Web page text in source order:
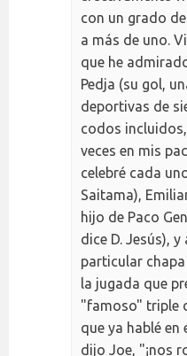
con un grado
a más de uno.
que he
Pedja (su gol,
deportivas de
codos
veces en mis
celebré cada
Saitama),
hijo de Paco
dice D. Jesús),
particular
la jugada que
"famoso" triple
que ya hablé en
dijo Joe, "¡nos